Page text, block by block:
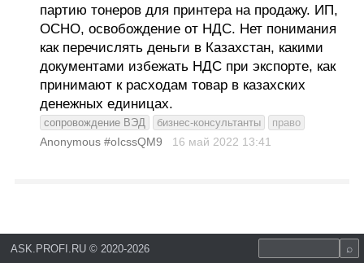
партию тонеров для принтера на продажу. ИП,
ОСНО, освобождение от НДС. Нет понимания
как перечислять деньги в Казахстан, какими
документами избежать НДС при экспорте, как
принимают к расходам товар в казахских
денежных единицах.
сопровождение ВЭД бизнес-консультанты право
Anonymous #oIcssQM9 16 май 2022 13:41
ASK.PROFI.RU © 2020-2026